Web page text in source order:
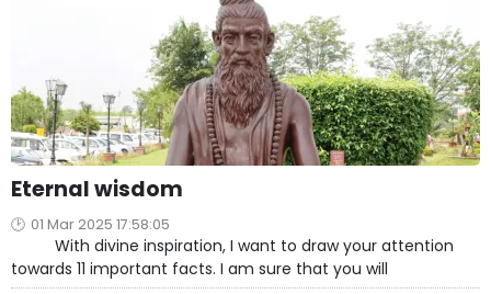
Eternal wisdom
01 Mar 2025 17:58:05
With divine inspiration, I want to draw your attention
towards 11 important facts. I am sure that you will